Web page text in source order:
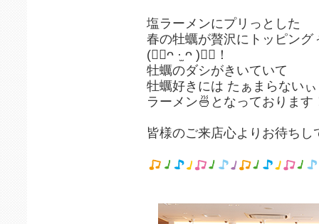
塩ラーメンにプリっとした⁡
春の牡蠣が贅沢にトッピング
⁡(👍🏻ᴖ ·̫ ᴖ )👍🏻！⁡
⁡牡蠣のダシがきいていて⁡
牡蠣好きには たぁまらない⁡
ラーメン🍜となっております
皆様のご来店心よりお待ちし